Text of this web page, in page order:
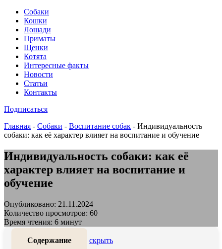
Собаки
Кошки
Лошади
Приматы
Щенки
Котята
Интересные факты
Новости
Статьи
Контакты
Подписаться
Главная - Собаки - Воспитание собак - Индивидуальность
собаки: как её характер влияет на воспитание и обучение
Индивидуальность собаки: как её
характер влияет на воспитание и
обучение
Опубликовано: 21.11.2024
Количество просмотров: 60
Время чтения: 6 минут
Содержание скрыть